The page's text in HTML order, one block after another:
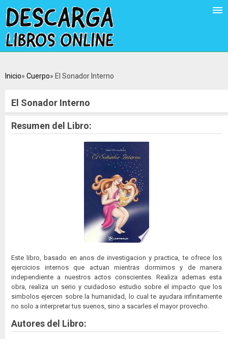
Inicio Cuerpo El Sonador Interno
El Sonador Interno
Resumen del Libro:
Este libro, basado en anos de investigacion y practica, te ofrece los
ejercicios internos que actuan mientras dormimos y de manera
independiente a nuestros actos conscientes. Realiza ademas esta
obra, realiza un serio y cuidadoso estudio sobre el impacto que los
simbolos ejercen sobre la humanidad, lo cual te ayudara infinitamente
no solo a interpretar tus suenos, sino a sacarles el mayor provecho.
Autores del Libro: